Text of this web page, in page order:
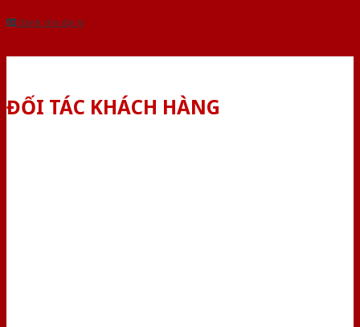
Dành cho đại lý
ĐỐI TÁC KHÁCH HÀNG